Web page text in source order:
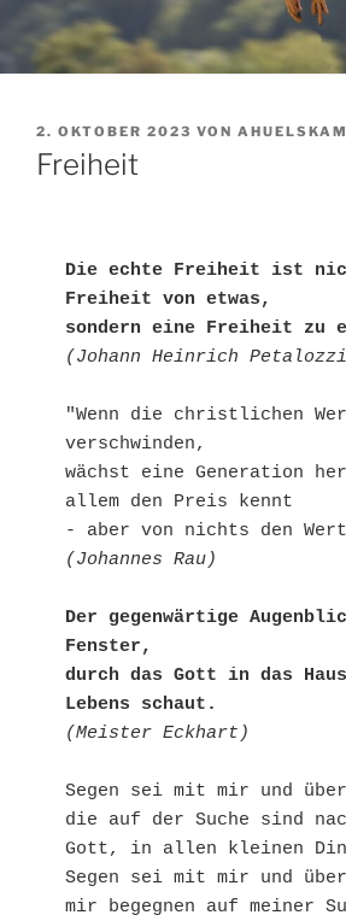
VERÖFFENTLICHT
AM
2. OKTOBER 2023 VON
Freiheit
Die echte Freiheit ist
Freiheit von etwas,
sondern eine Freiheit zu
(Johann Heinrich
"Wenn die christlichen
verschwinden,
wächst eine Generation
allem den Preis kennt
(Johannes Rau)
Der gegenwärtige
Fenster,
durch das Gott in das
Lebens schaut.
(Meister Eckhart)
Segen sei mit mir und
die auf der Suche sind
Gott, in allen kleinen
Segen sei mit mir und
mir begegnen auf meiner